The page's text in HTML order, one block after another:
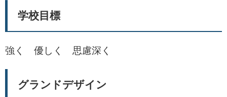
学校目標
強く 優しく 思慮深く
グランドデザイン